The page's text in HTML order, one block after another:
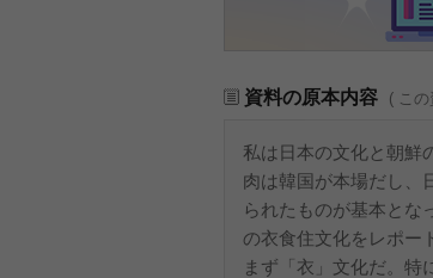
資料の原本内容 ( こ
私は日本の文化と朝鮮
肉は韓国が本場だし、
られたものが基本とな
の衣食住文化をレポー
まず「衣」文化だ。特